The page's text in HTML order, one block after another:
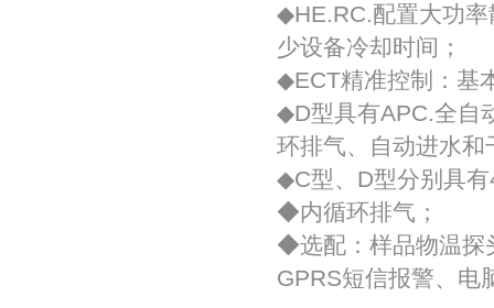
◆HE.RC.配置大功
少设备冷却时间；
◆ECT精准控制：基
◆D型具有APC.全自
环排气、自动进水和
◆C型、D型分别具
◆内循环排气；
◆选配：样品物温探
GPRS短信报警、电